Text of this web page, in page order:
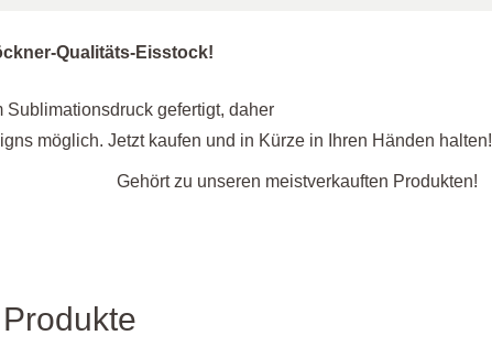
Qualitäts-Eisstock!
Sublimationsdruck gefertigt, daher
möglich. Jetzt kaufen und in Kürze in Ihren Händen halten!
Gehört zu unseren meistverkauften Produkten!